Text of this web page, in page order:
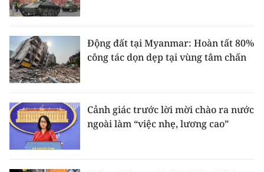
Động đất tại Myanmar: Hoàn tất 80%
công tác dọn dẹp tại vùng tâm chấn
Cảnh giác trước lời mời chào ra nước
ngoài làm “việc nhẹ, lương cao”